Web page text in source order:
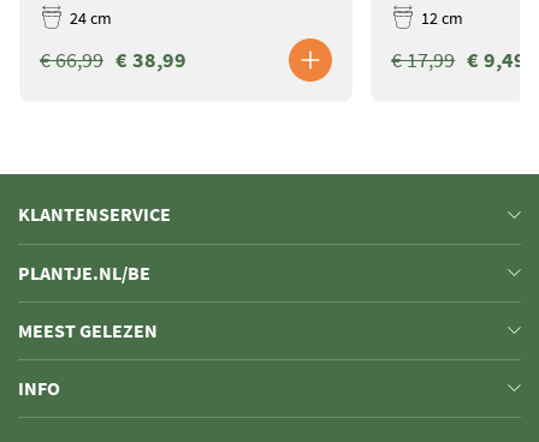
24 cm
€ 38,99
€ 66,99
12 cm
€ 9,49
€ 17,99
KLANTENSERVICE
PLANTJE.NL/BE
MEEST GELEZEN
INFO